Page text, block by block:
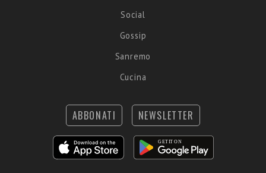
Social
Gossip
Sanremo
Cucina
ABBONATI NEWSLETTER